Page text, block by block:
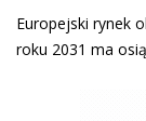
Europejski rynek
roku 2031 ma